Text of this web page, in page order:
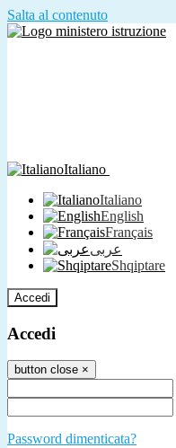
Salta al contenuto
Italiano
Italiano
English
Français
عربى
Shqiptare
Accedi
Accedi
button close ×
Password dimenticata?